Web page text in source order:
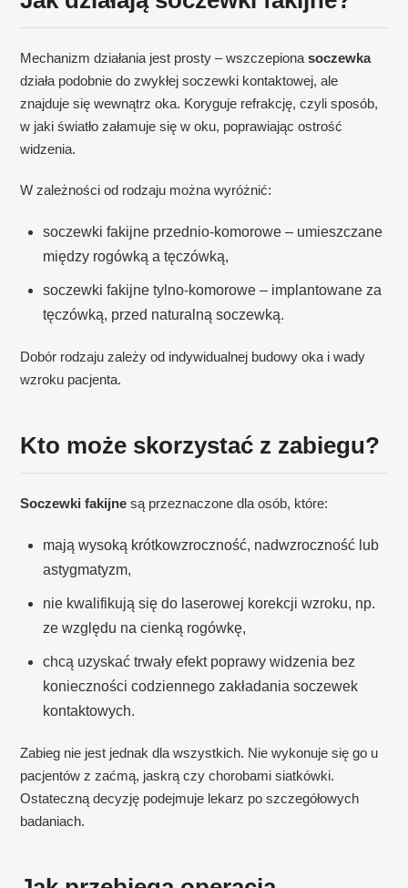
Mechanizm działania jest prosty – wszczepionasoczewka
działa podobnie do zwykłej soczewki kontaktowej, ale
znajduje się wewnątrz oka. Koryguje refrakcję, czyli sposób,
w jaki światło załamuje się w oku, poprawiając ostrość
widzenia.
W zależności od rodzaju można wyróżnić:
soczewki fakijne przednio-komorowe – umieszczane
między rogówką a tęczówką,
soczewki fakijne tylno-komorowe – implantowane za
tęczówką, przed naturalną soczewką.
Dobór rodzaju zależy od indywidualnej budowy oka i wady
wzroku pacjenta.
Kto może skorzystać z zabiegu?
Soczewki fakijne są przeznaczone dla osób, które:
mają wysoką krótkowzroczność, nadwzroczność lub
astygmatyzm,
nie kwalifikują się do laserowej korekcji wzroku, np.
ze względu na cienką rogówkę,
chcą uzyskać trwały efekt poprawy widzenia bez
konieczności codziennego zakładania soczewek
kontaktowych.
Zabieg nie jest jednak dla wszystkich. Nie wykonuje się go u
pacjentów z zaćmą, jaskrą czy chorobami siatkówki.
Ostateczną decyzję podejmuje lekarz po szczegółowych
badaniach.